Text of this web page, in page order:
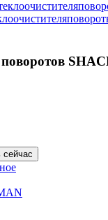
поворотов
сейчас